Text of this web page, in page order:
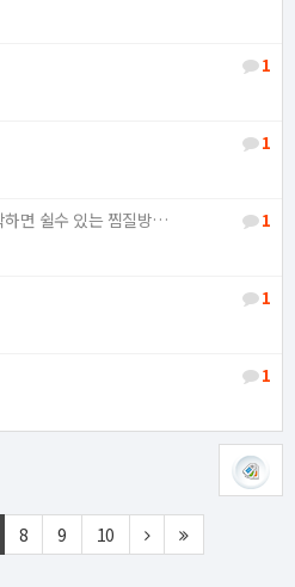
1
1
1
하면 쉴수 있는 찜질방…
1
1
8 9 10